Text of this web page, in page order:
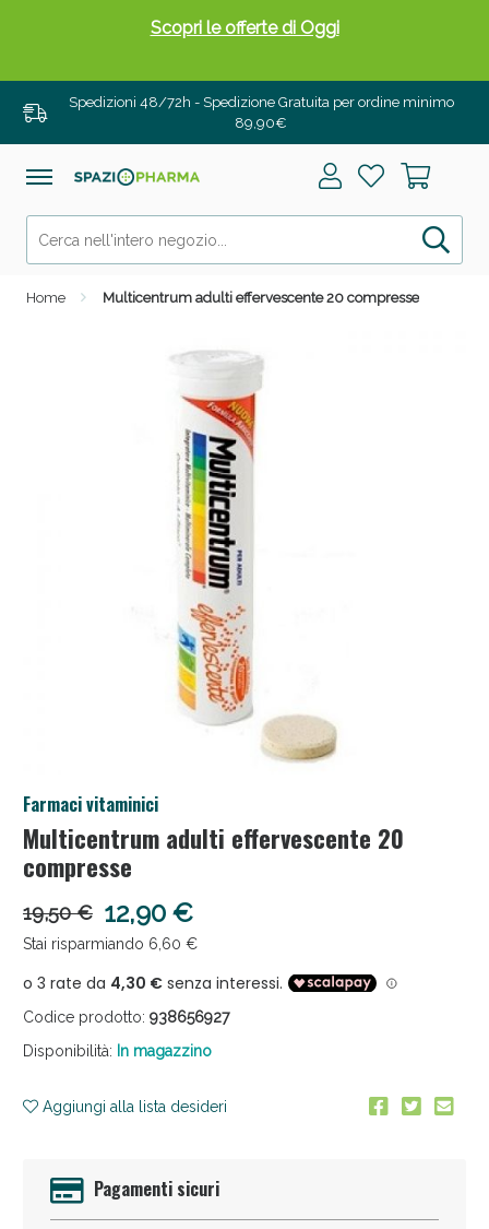
Spedizioni 48/72h - Spedizione Gratuita per ordine minimo
89,90€
Home Multicentrum adulti effervescente 20 compresse
Farmaci vitaminici
Multicentrum adulti effervescente 20
compresse
19,50 € 12,90 €
Stai risparmiando 6,60 €
Codice prodotto: 938656927
Disponibilità: In magazzino
Aggiungi alla lista desideri
Pagamenti sicuri
Scopri le offerte di Oggi
Drenanti e Pancia Piatta: Sconti fino al 55% validi
solo per OGGI!
Salini e Multivitaminici: oggi Sconto extra fino al
Anticellulite e Fanghi: Sconto fino al 40% valido